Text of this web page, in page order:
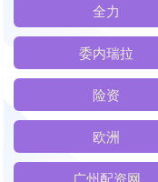
全力
委内瑞拉
险资
欧洲
广州配资网